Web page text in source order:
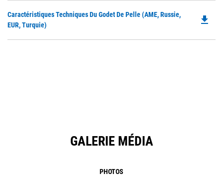
Caractéristiques Techniques Du Godet De Pelle (AME, Russie,
EUR, Turquie)
file_download
GALERIE MÉDIA
PHOTOS